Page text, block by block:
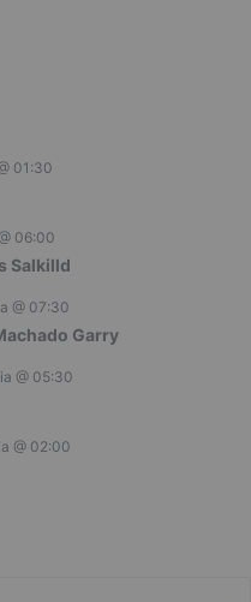
01:30
06:00
Salkilld
@ 07:30
Garry
@ 05:30
@ 02:00